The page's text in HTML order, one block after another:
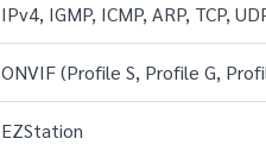
IPv4, IGMP, ICMP, ARP, TCP,
ONVIF (Profile S, Profile G,
EZStation